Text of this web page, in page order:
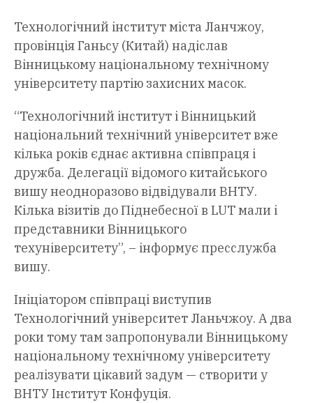
Технологічний інститут міста Ланчжоу,
провінція Ганьсу (Китай) надіслав
Вінницькому національному технічному
університету партію захисних масок.
“Технологічний інститут і Вінницький
національний технічний університет вже
кілька років єднає активна співпраця і
дружба. Делегації відомого китайського
вишу неодноразово відвідували ВНТУ.
Кілька візитів до Піднебесної в LUT мали і
представники Вінницького
техуніверситету”, – інформує пресслужба
вишу.
Ініціатором співпраці виступив
Технологічний університет Ланьчжоу. А два
роки тому там запропонували Вінницькому
національному технічному університету
реалізувати цікавий задум — створити у
ВНТУ Інститут Конфуція.